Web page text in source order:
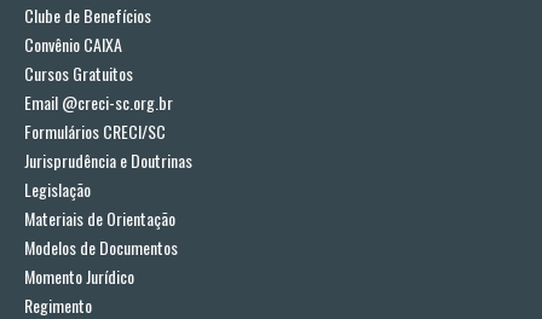
Clube de Benefícios
Convênio CAIXA
Cursos Gratuitos
Email @creci-sc.org.br
Formulários CRECI/SC
Jurisprudência e Doutrinas
Legislação
Materiais de Orientação
Modelos de Documentos
Momento Jurídico
Regimento